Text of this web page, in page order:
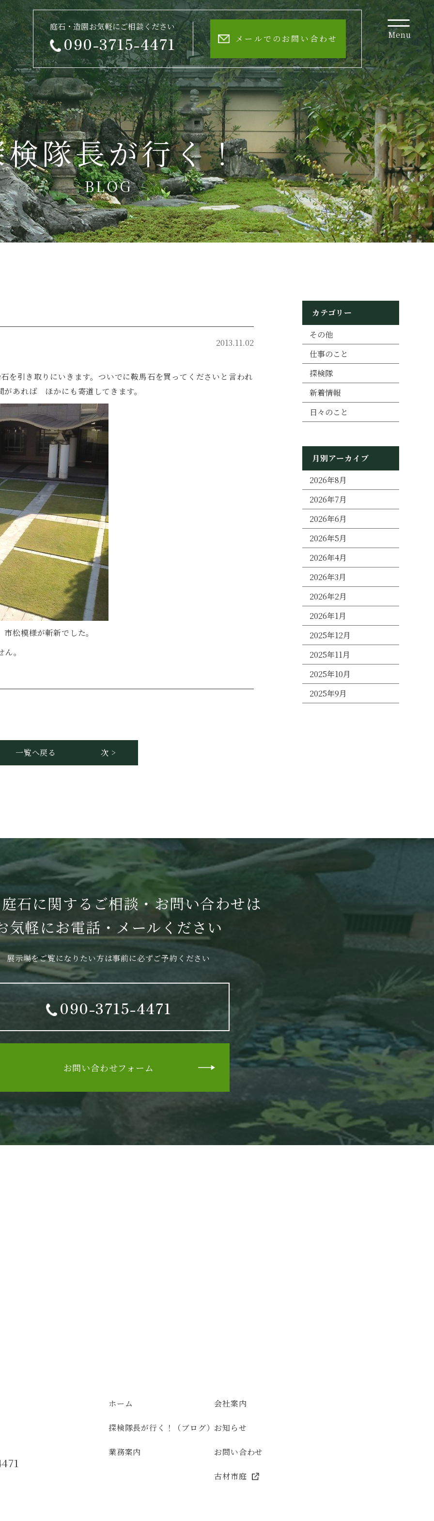
庭石・造園お気軽にご相談ください
090-3715-4471 メールでのお問い合わせ Menu
検隊長が行く！
BLOG
2013.11.02
引き取りにいきます。ついでに鞍馬石を買ってくださいと言われ
あれば ほかにも寄道してきます。
松模様が斬新でした。
。
一覧へ戻る 次 >
カテゴリー
その他
仕事のこと
探検隊
新着情報
日々のこと
月別アーカイブ
2026年8月
2026年7月
2026年6月
2026年5月
2026年4月
2026年3月
2026年2月
2026年1月
2025年12月
2025年11月
2025年10月
2025年9月
石に関する ご相談・お問い合わせは
気軽にお電話・メールください
展示場をご覧になりたい方は事前に必ずご予約ください
090-3715-4471
お問い合わせフォーム
ホーム
探検隊長が行く！（ブログ）
業務案内
会社案内
お知らせ
お問い合わせ
古材市庭